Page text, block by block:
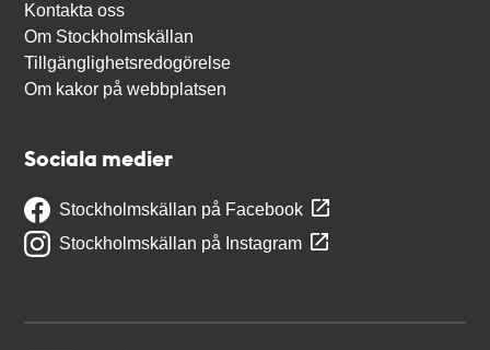
Kontakta oss
Om Stockholmskällan
Tillgänglighetsredogörelse
Om kakor på webbplatsen
Sociala medier
Stockholmskällan på Facebook
Stockholmskällan på Instagram